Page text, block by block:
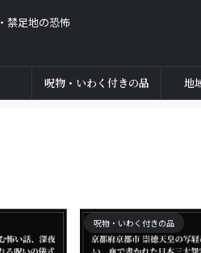
禁足地の恐怖
呪物・いわく付きの品 地
呪物・いわく付きの品